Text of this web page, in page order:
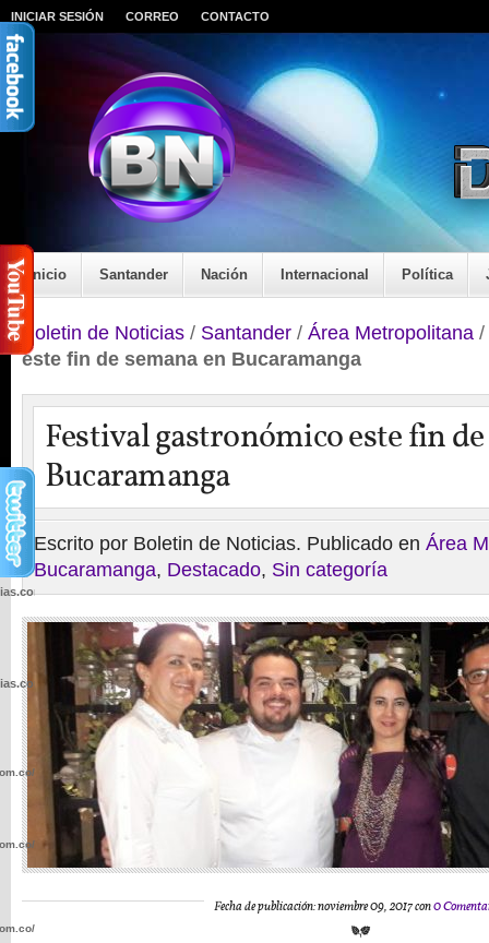
INICIAR SESIÓN CORREO CONTACTO
Inicio Santander Nación Internacional Política
Boletin de Noticias / Santander / Área Metropolitana /
este fin de semana en Bucaramanga
Festival gastronómico este fin
Bucaramanga
Escrito por Boletin de Noticias. Publicado en Área
Bucaramanga, Destacado, Sin categoría
Fecha de publicación: noviembre 09, 2017 con0
wp-
wp-
wp-
wp-
wp-